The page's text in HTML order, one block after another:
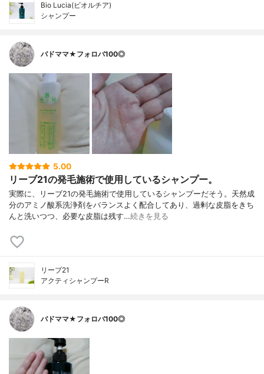
Bio Lucia(ビオルチア)
シャンプー
バドママ★フォロバ100◎
5.00
リーブ21の発毛施術で使用しているシャンプー。
実際に、リーブ21の発毛施術で使用しているシャンプーだそう。天然成
分のアミノ酸系洗浄剤をバランスよく配合してあり、過剰な皮脂をきち
んと洗いつつ、必要な皮脂は残す…続きを見る
リーブ21
アクティシャンプーR
バドママ★フォロバ100◎